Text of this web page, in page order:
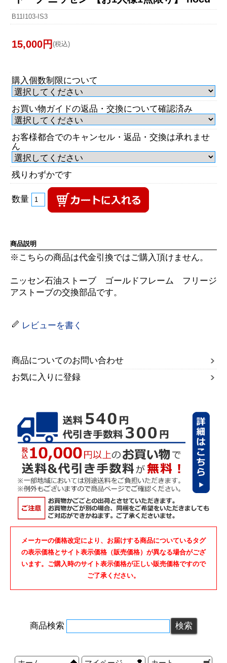
B11I103-IS3
15,000円 (税込)
購入個数制限について
お買い物ガイドの返品・交換について確認済み
お客様都合でのキャンセル・返品・交換は承れませ
ん
残りわずかです
数量
商品説明
※こちらの商品は代金引換ではご購入頂けません。
ニッセン石油ストーブ ゴールドフレーム フリージ
アストーブの交換部品です。
レビューを書く
商品についてのお問い合わせ
お気に入りに登録
メーカーの価格改定により、お届けする商品についているタグ
の表示価格とサイト表示価格（販売価格）が異なる場合がござ
います。ご購入時のサイト表示価格が正しい販売価格ですので
ご了承ください。
商品検索